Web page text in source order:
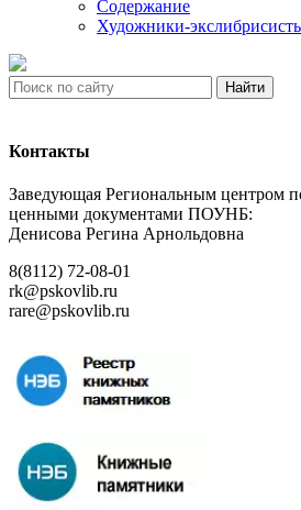
Содержание
Художники-
Найти
Контакты
Заведующая Региональным центром
ценными документами ПОУНБ:
Денисова Регина Арнольдовна
8(8112) 72-08-01
rk@pskovlib.ru
rare@pskovlib.ru